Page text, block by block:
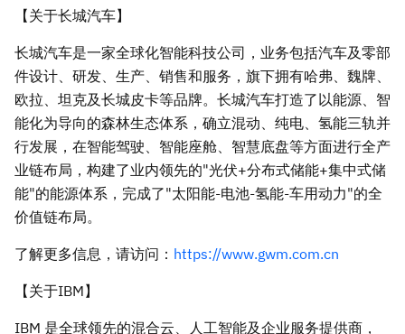
【关于长城汽车】
长城汽车是一家全球化智能科技公司，业务包括汽车及零部
件设计、研发、生产、销售和服务，旗下拥有哈弗、魏牌、
欧拉、坦克及长城皮卡等品牌。长城汽车打造了以能源、智
能化为导向的森林生态体系，确立混动、纯电、氢能三轨并
行发展，在智能驾驶、智能座舱、智慧底盘等方面进行全产
业链布局，构建了业内领先的"光伏+分布式储能+集中式储
能"的能源体系，完成了"太阳能-电池-氢能-车用动力"的全
价值链布局。
了解更多信息，请访问： https://www.gwm.com.cn
【关于IBM】
IBM 是全球领先的混合云、人工智能及企业服务提供商，